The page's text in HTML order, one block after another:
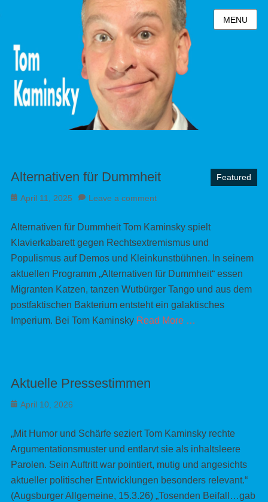
MENU
Featured
Alternativen für Dummheit
Posted
April 11, 2025 Leave a comment
Alternativen für Dummheit Tom Kaminsky spielt
Klavierkabarett gegen Rechtsextremismus und
Populismus auf Demos und Kleinkunstbühnen. In seinem
aktuellen Programm „Alternativen für Dummheit“ essen
Migranten Katzen, tanzen Wutbürger Tango und aus dem
postfaktischen Bakterium entsteht ein galaktisches
Imperium. Bei Tom Kaminsky Read More …
Aktuelle Pressestimmen
Posted
April 10, 2026
„Mit Humor und Schärfe seziert Tom Kaminsky rechte
Argumentationsmuster und entlarvt sie als inhaltsleere
Parolen. Sein Auftritt war pointiert, mutig und angesichts
aktueller politischer Entwicklungen besonders relevant.“
(Augsburger Allgemeine, 15.3.26) „Tosenden Beifall…gab